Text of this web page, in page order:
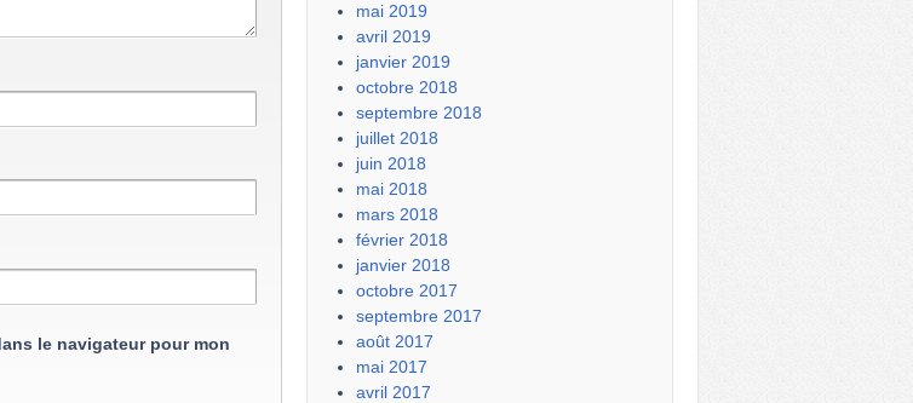
le navigateur pour mon
mai 2019
avril 2019
janvier 2019
octobre 2018
septembre 2018
juillet 2018
juin 2018
mai 2018
mars 2018
février 2018
janvier 2018
octobre 2017
septembre 2017
août 2017
mai 2017
avril 2017